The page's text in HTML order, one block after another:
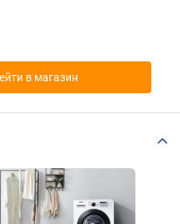
в магазин